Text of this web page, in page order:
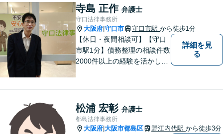
で頼れる弁護士を目指しま
す。【休日相談可】【今福鶴
見駅2分】
寺島 正作 弁護士
守口法律事務所
大阪府 守口市 守口市駅 から徒歩1分
【休日・夜間相談可】【守口
市駅1分】債務整理の相談件数
2000件以上の経験を活かし、
頼者様が不安を抱かないよう
に、わかりやすく的確なアド
バイスを心がけております。
詳細を見
る
松浦 宏彰 弁護士
都島法律事務所
大阪府 大阪市都島区 野江内代駅 から徒歩3分